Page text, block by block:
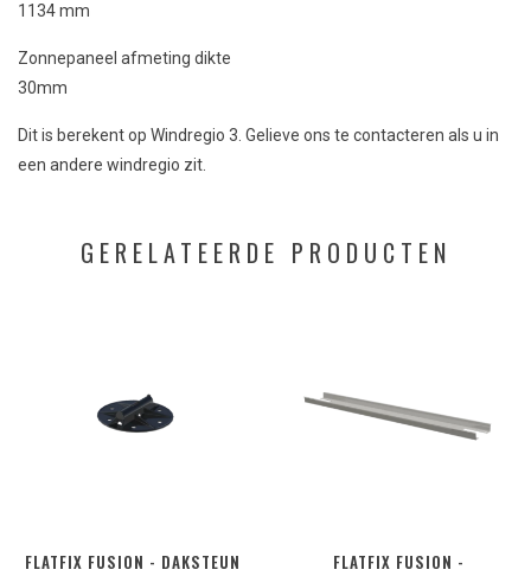
1134 mm
Zonnepaneel afmeting dikte
30mm
Dit is berekent op Windregio 3. Gelieve ons te contacteren als u in
een andere windregio zit.
GERELATEERDE PRODUCTEN
FLATFIX FUSION - DAKSTEUN
FLATFIX FUSION -